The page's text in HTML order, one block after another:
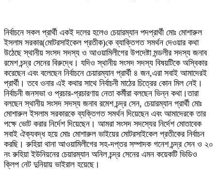
নির্বাচনে সকল প্রার্থী একই দলের হলেও চেয়ারম্যান পদপ্রার্থী মোঃ মোশারুল
ইসলাম সরকার(মোটরসাইকেল প্রতীক)কে ব্যাক্তিগত সমর্থন দেওয়ার কথা
উঠেছে স্থানীয় সংসদ সদস্য ও আওয়ামিলীগের উপদেষ্টা মন্ডলীর সদস্য জনাব
রমেশ চন্দ্র সেনের বিরুদ্ধে। যদিও স্থানীয় সংসদ সদস্য বিষয়টিকে অস্বিকার
করেছেন এবং বলেছেন নির্বাচনে চেয়ারম্যান প্রার্থী ৪ জন,এরা সবাই আমাদেরই
প্রার্থী। তবে ওনার এই কথার সাথে নির্বাচনী মাঠের চিত্রের কোন মিল নেই।
নির্বাচনী জনসভা ও প্রচার-প্রচারণায় নেতা কর্মীরা বলছেন ভিন্ন কথা।তারা
বলছেন স্থানীয় সংসদ সদস্য জনাব রমেশ চন্দ্র সেন, চেয়ারম্যান প্রার্থী মোঃ
মোশারুল ইসলাম সরকারকে ব্যক্তিগত সমর্থন দিয়েছেন এবং আমাদেরকে তার
পক্ষে ভোট করার নির্দেশ দিয়েছেন। আমরা সংসদ সদস্যের নির্দেশ মোতাবেক
সবাই ঐক্যবদ্ধ হয়ে মোঃ মোশারুল ভাইয়ের মোটরসাইকেল প্রতীকের নির্বাচন
করছি। রুহিয়া থানা আওয়ামিলীগের সহ-দপ্তর সম্পাদক গনেশ চন্দ্র সেন ও ২০
নং রুহিয়া ইউনিয়নের চেয়ারম্যান অনিল চন্দ্র সেনের এমন কয়েকটি ভিডিও
ক্লিপ নেট দুনিয়ায় ভাইরাল হয়েছে।